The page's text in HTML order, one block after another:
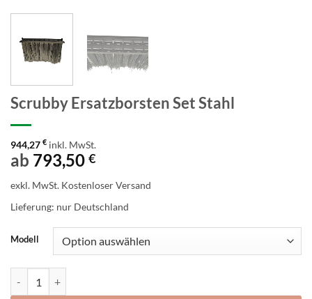
Scrubby Ersatzborsten Set Stahl
944,27 € inkl. MwSt.
ab 793,50 €
exkl. MwSt. Kostenloser Versand
Lieferung: nur Deutschland
Modell